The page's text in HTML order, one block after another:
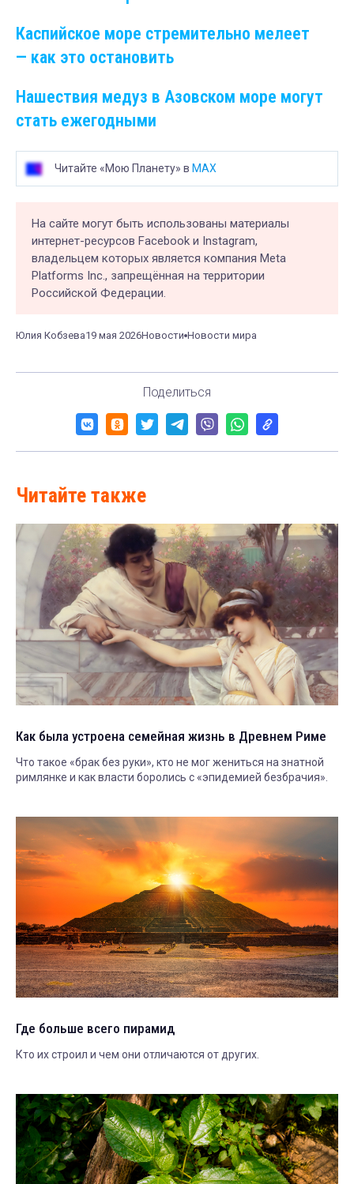
Каспийское море стремительно мелеет
— как это остановить
Нашествия медуз в Азовском море могут
стать ежегодными
Читайте «Мою Планету» в MAX
На сайте могут быть использованы материалы
интернет-ресурсов Facebook и Instagram,
владельцем которых является компания Meta
Platforms Inc., запрещённая на территории
Российской Федерации.
Юлия Кобзева19 мая 2026Новости Новости мира
Поделиться
Читайте также
Как была устроена семейная жизнь в Древнем Риме
Что такое «брак без руки», кто не мог жениться на знатной
римлянке и как власти боролись с «эпидемией безбрачия».
Где больше всего пирамид
Кто их строил и чем они отличаются от других.